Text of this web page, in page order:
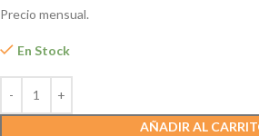
Precio mensual.
En Stock
AÑADIR AL